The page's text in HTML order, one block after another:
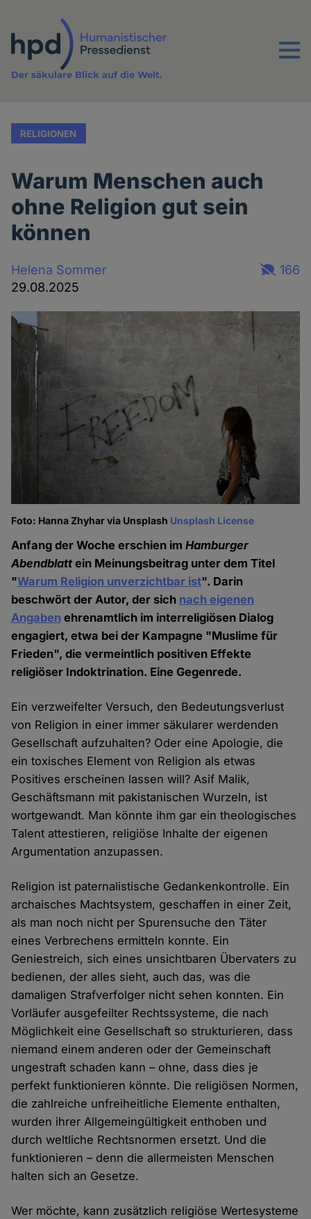
Inhalt
Menu
Der säkulare Blick auf die Welt.
RELIGIONEN
Warum Menschen auch
ohne Religion gut sein
können
Helena Sommer
29.08.2025
166
Foto: Hanna Zhyhar via Unsplash Unsplash License
Anfang der Woche erschien imHamburger
Abendblatt ein Meinungsbeitrag unter dem Titel
"Warum Religion unverzichtbar ist". Darin
beschwört der Autor, der sich nach eigenen
Angaben ehrenamtlich im interreligiösen Dialog
engagiert, etwa bei der Kampagne "Muslime für
Frieden", die vermeintlich positiven Effekte
religiöser Indoktrination. Eine Gegenrede.
Ein verzweifelter Versuch, den Bedeutungsverlust
von Religion in einer immer säkularer werdenden
Gesellschaft aufzuhalten? Oder eine Apologie, die
ein toxisches Element von Religion als etwas
Positives erscheinen lassen will? Asif Malik,
Geschäftsmann mit pakistanischen Wurzeln, ist
wortgewandt. Man könnte ihm gar ein theologisches
Talent attestieren, religiöse Inhalte der eigenen
Argumentation anzupassen.
Religion ist paternalistische Gedankenkontrolle. Ein
archaisches Machtsystem, geschaffen in einer Zeit,
als man noch nicht per Spurensuche den Täter
eines Verbrechens ermitteln konnte. Ein
Geniestreich, sich eines unsichtbaren Übervaters zu
bedienen, der alles sieht, auch das, was die
damaligen Strafverfolger nicht sehen konnten. Ein
Vorläufer ausgefeilter Rechtssysteme, die nach
Möglichkeit eine Gesellschaft so strukturieren, dass
niemand einem anderen oder der Gemeinschaft
ungestraft schaden kann – ohne, dass dies je
perfekt funktionieren könnte. Die religiösen Normen,
die zahlreiche unfreiheitliche Elemente enthalten,
wurden ihrer Allgemeingültigkeit enthoben und
durch weltliche Rechtsnormen ersetzt. Und die
funktionieren – denn die allermeisten Menschen
halten sich an Gesetze.
Wer möchte, kann zusätzlich religiöse Wertesysteme